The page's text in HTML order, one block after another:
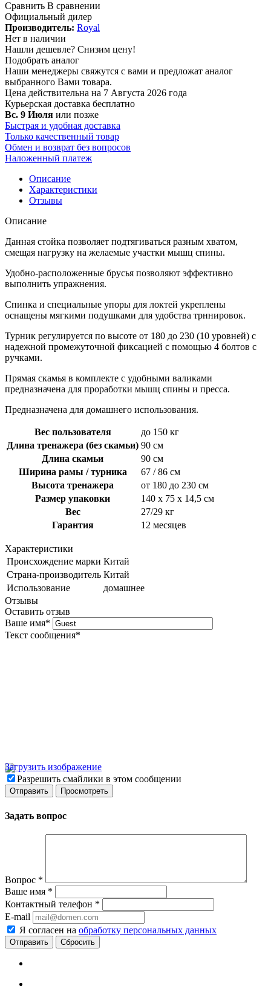
Сравнить В сравнении
Официальный дилер
Производитель: Royal
Нет в наличии
Нашли дешевле? Снизим цену!
Подобрать аналог
Наши менеджеры свяжутся с вами и предложат аналог
выбранного Вами товара.
Цена действительна на 7 Августа 2026 года
Курьерская доставка бесплатно
Вс. 9 Июля или позже
Быстрая и удобная доставка
Только качественный товар
Обмен и возврат без вопросов
Наложенный платеж
Описание
Характеристики
Отзывы
Описание
Данная стойка позволяет подтягиваться разным хватом,
смещая нагрузку на желаемые участки мышц спины.
Удобно-расположенные брусья позволяют эффективно
выполнить упражнения.
Спинка и специальные упоры для локтей укреплены
оснащены мягкими подушками для удобства трннировок.
Турник регулируется по высоте от 180 до 230 (10 уровней) с
надежной промежуточной фиксацией с помощью 4 болтов с
ручками.
Прямая скамья в комплекте с удобными валиками
предназначена для проработки мышц спины и пресса.
Предназначена для домашнего использования.
Вес пользователя
до 150 кг
Длина тренажера (без скамьи) 90 см
Длина скамьи
90 см
Ширина рамы / турника
67 / 86 см
Высота тренажера
от 180 до 230 см
Размер упаковки
140 х 75 х 14,5 см
Вес
27/29 кг
Гарантия
12 месяцев
Характеристики
Происхождение марки Китай
Страна-производитель Китай
Использование
домашнее
Отзывы
Оставить отзыв
Ваше имя*
Текст сообщения*
Загрузить изображение
Разрешить смайлики в этом сообщении
Задать вопрос
Вопрос *
Ваше имя *
Контактный телефон *
E-mail
Я согласен на обработку персональных данных
Сбросить